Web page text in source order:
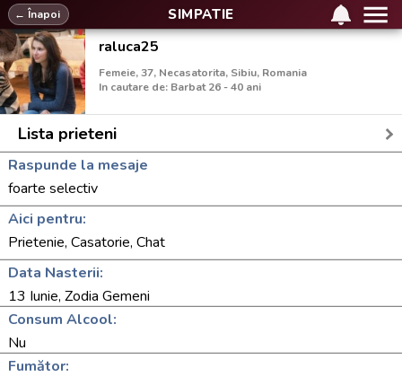
SIMPATIE
← Înapoi
raluca25
Femeie, 37, Necasatorita, Sibiu, Romania
In cautare de: Barbat 26 - 40 ani
Lista prieteni
Raspunde la mesaje
foarte selectiv
Aici pentru:
Prietenie, Casatorie, Chat
Data Nasterii:
13 Iunie, Zodia Gemeni
Consum Alcool:
Nu
Fumător: